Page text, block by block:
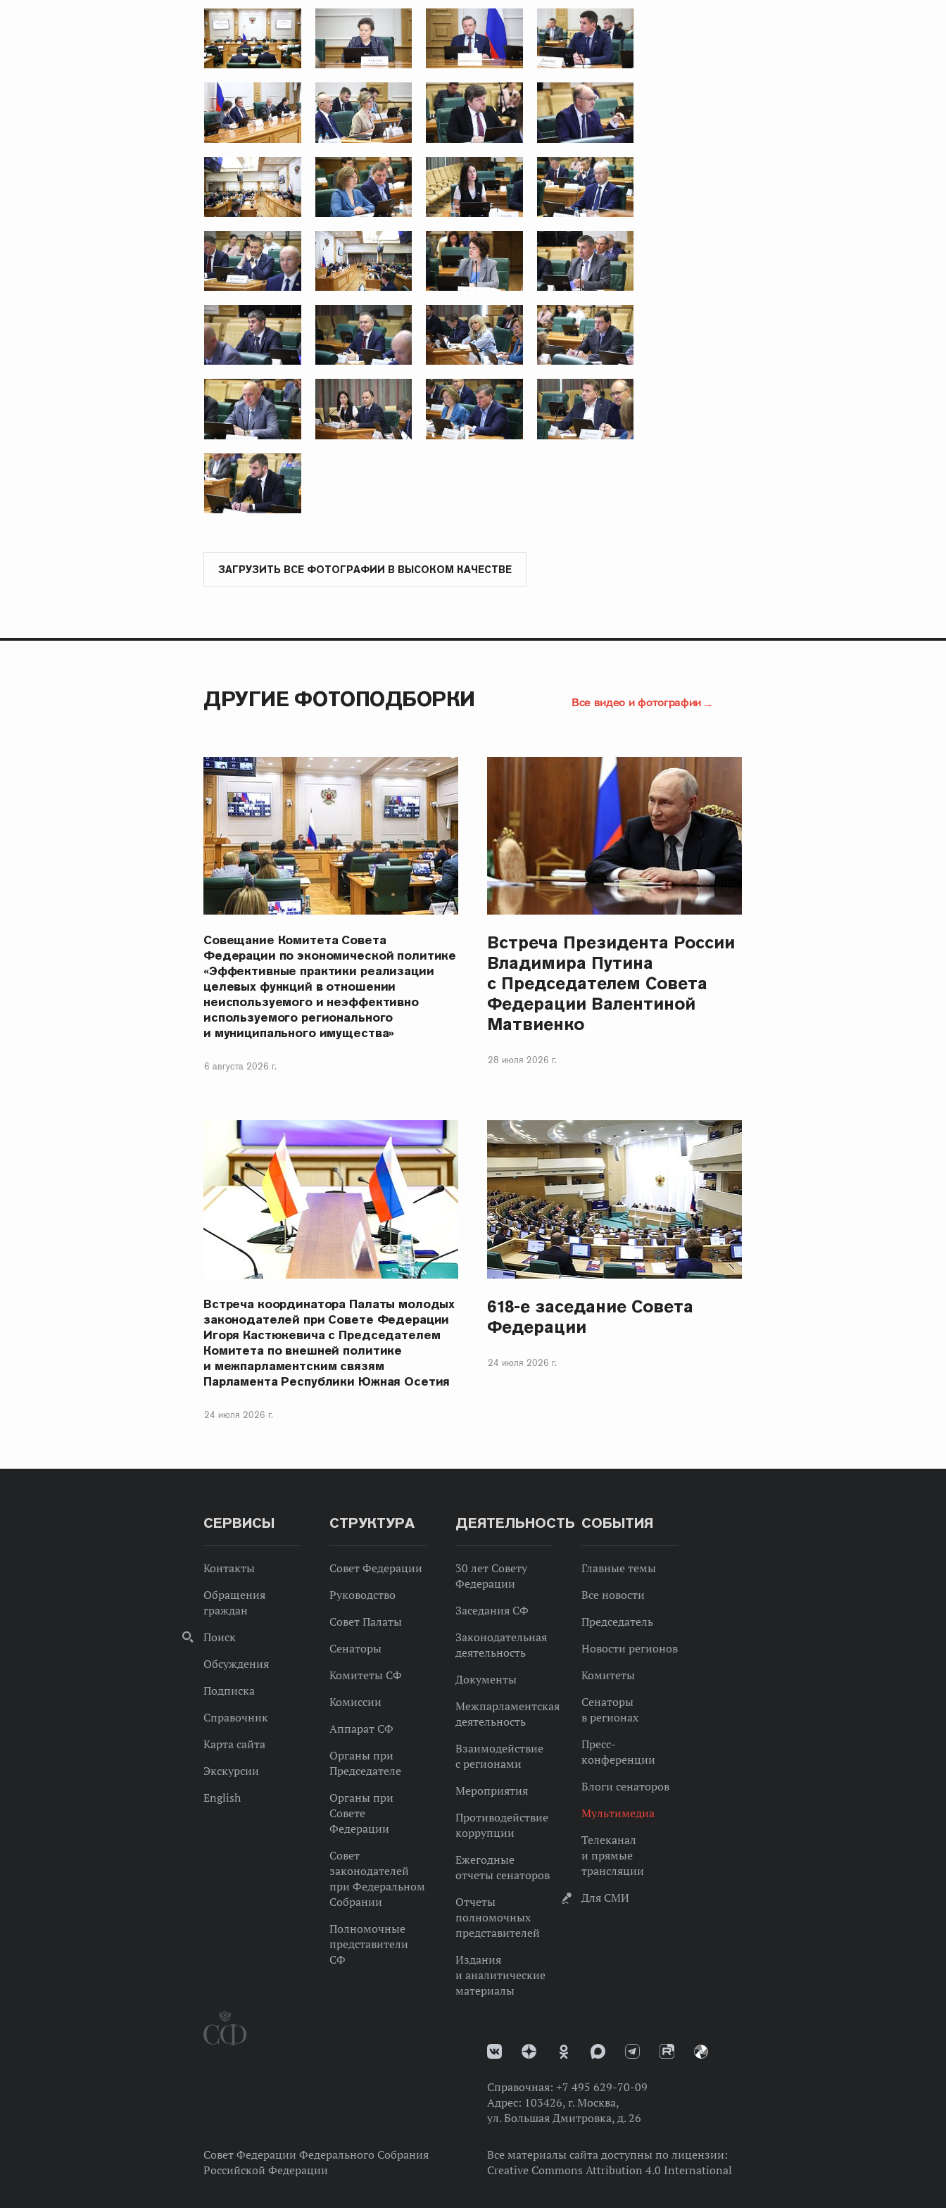
ЗАГРУЗИТЬ ВСЕ ФОТОГРАФИИ В ВЫСОКОМ КАЧЕСТВЕ
ДРУГИЕ ФОТОПОДБОРКИ Все видео и фотографии
Совещание Комитета Совета
Федерации по экономической политике
«Эффективные практики реализации
целевых функций в отношении
неиспользуемого и неэффективно
используемого регионального
и муниципального имущества»
6 августа 2026 г.
Встреча Президента России
Владимира Путина
с Председателем Совета
Федерации Валентиной
Матвиенко
28 июля 2026 г.
Встреча координатора Палаты молодых
законодателей при Совете Федерации
Игоря Кастюкевича с Председателем
Комитета по внешней политике
и межпарламентским связям
Парламента Республики Южная Осетия
24 июля 2026 г.
618-е заседание Совета
Федерации
24 июля 2026 г.
СЕРВИСЫ
Контакты
Обращения
граждан
Поиск
Обсуждения
Подписка
Справочник
Карта сайта
Экскурсии
English
СТРУКТУРА
Совет Федерации
Руководство
Совет Палаты
Сенаторы
Комитеты СФ
Комиссии
Аппарат СФ
Органы при
Председателе
Органы при
Совете
Федерации
Совет
законодателей
при Федеральном
Собрании
Полномочные
представители
СФ
ДЕЯТЕЛЬНОСТЬ
30 лет Совету
Федерации
Заседания СФ
Законодательная
деятельность
Документы
Межпарламентская
деятельность
Взаимодействие
с регионами
Мероприятия
Противодействие
коррупции
Ежегодные
отчеты сенаторов
Отчеты
полномочных
представителей
Издания
и аналитические
материалы
СОБЫТИЯ
Главные темы
Все новости
Председатель
Новости регионов
Комитеты
Сенаторы
в регионах
Пресс-
конференции
Блоги сенаторов
Мультимедиа
Телеканал
и прямые
трансляции
Для СМИ
Справочная: +7 495 629-70-09
Адрес: 103426, г. Москва,
ул. Большая Дмитровка, д. 26
Совет Федерации Федерального Собрания
Российской Федерации
Все материалы сайта доступны по лицензии:
Creative Commons Attribution 4.0 International